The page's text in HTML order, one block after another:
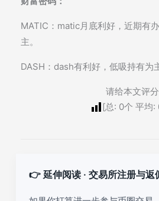
MATIC：matic月底利好，近期有
主。
DASH：dash有利好，低吸持有为
请给本文评分
[总: 0个 平均:
👉 延伸阅读 · 交易所注册与返